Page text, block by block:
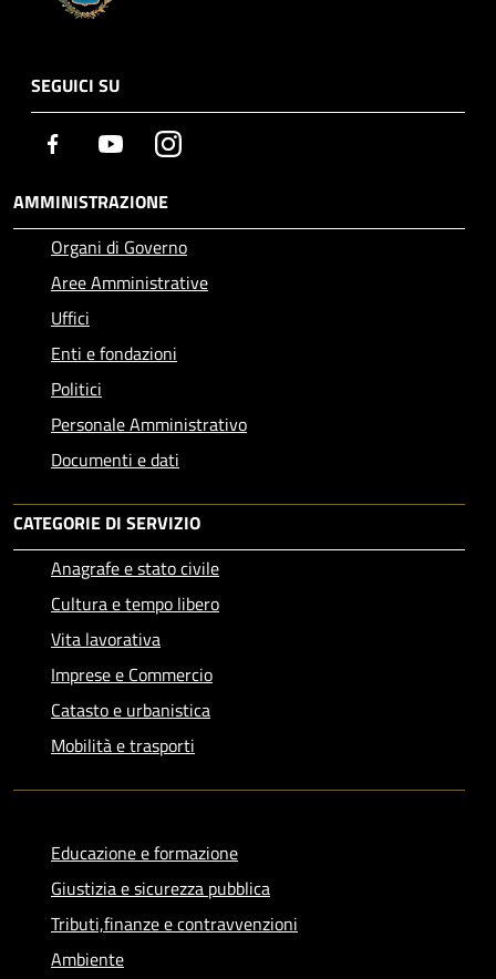
SEGUICI SU
Facebook YoutubeInstagram
AMMINISTRAZIONE
Organi di Governo
Aree Amministrative
Uffici
Enti e fondazioni
Politici
Personale Amministrativo
Documenti e dati
CATEGORIE DI SERVIZIO
Anagrafe e stato civile
Cultura e tempo libero
Vita lavorativa
Imprese e Commercio
Catasto e urbanistica
Mobilità e trasporti
Educazione e formazione
Giustizia e sicurezza pubblica
Tributi,finanze e contravvenzioni
Ambiente